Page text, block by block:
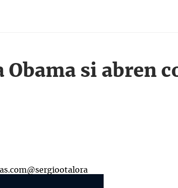
Obama si abren